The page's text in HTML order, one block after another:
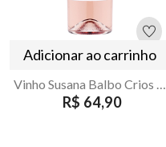
Adicionar ao carrinho
Vinho Susana Balbo Crios Rose Malbec 750ml
R$ 64,90